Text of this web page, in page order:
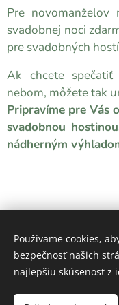
Pre novomanželov
svadobnej noci
pre svadobných
Ak chcete
nebom, môžete tak
Pripravíme pre Vás
svadobnou
nádherným
Používame cookies,
bezpečnosť našich
najlepšiu skúsenosť z